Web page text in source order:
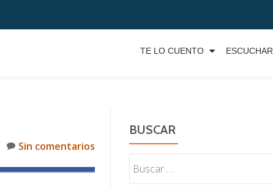
TE LO CUENTO ESCUCHAR
Sin comentarios
BUSCAR